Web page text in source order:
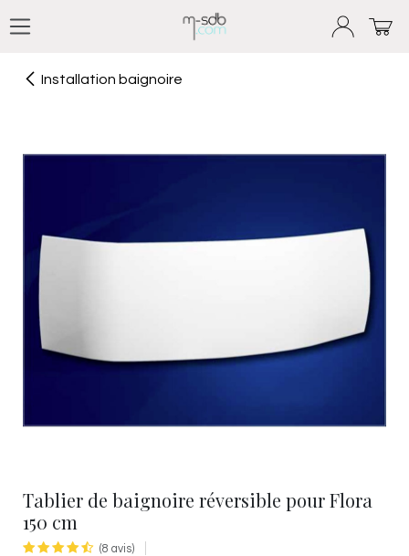
Installation baignoire
Tablier de baignoire réversible pour Flora
150 cm
(8 avis)